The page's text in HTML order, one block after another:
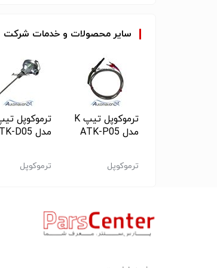
سایرمحصولات و خدمات شرکت
ترموکوپل تیپ K
مدل ATK-P05
ترموکوپل
مدل ATK-D05
ترموکوپل